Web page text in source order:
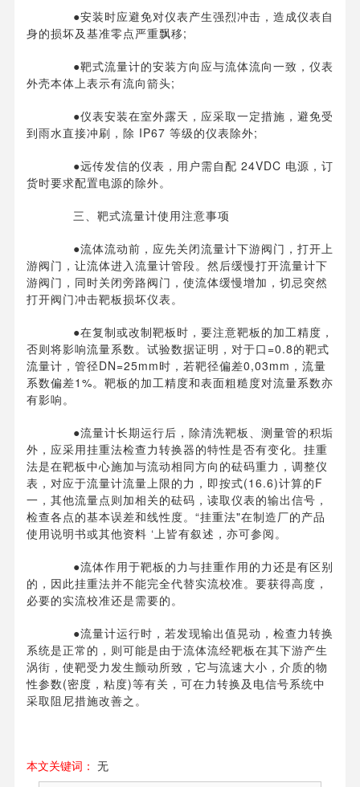
●安装时应避免对仪表产生强烈冲击，造成仪表自
身的损坏及基准零点严重飘移;
●靶式流量计的安装方向应与流体流向一致，仪表
外壳本体上表示有流向箭头;
●仪表安装在室外露天，应采取一定措施，避免受
到雨水直接冲刷，除 IP67 等级的仪表除外;
●远传发信的仪表，用户需自配 24VDC 电源，订
货时要求配置电源的除外。
三、靶式流量计使用注意事项
●流体流动前，应先关闭流量计下游阀门，打开上
游阀门，让流体进入流量计管段。然后缓慢打开流量计下
游阀门，同时关闭旁路阀门，使流体缓慢增加，切忌突然
打开阀门冲击靶板损坏仪表。
●在复制或改制靶板时，要注意靶板的加工精度，
否则将影响流量系数。试验数据证明，对于口=0.8的靶式
流量计，管径DN=25mm时，若靶径偏差0,03mm，流量
系数偏差1%。靶板的加工精度和表面粗糙度对流量系数亦
有影响。
●流量计长期运行后，除清洗靶板、测量管的积垢
外，应采用挂重法检查力转换器的特性是否有变化。挂重
法是在靶板中心施加与流动相同方向的砝码重力，调整仪
表，对应于流量计流量上限的力，即按式(16.6)计算的F
一，其他流量点则加相关的砝码，读取仪表的输出信号，
检查各点的基本误差和线性度。“挂重法"在制造厂的产品
使用说明书或其他资料 ‘上皆有叙述，亦可参阅。
●流体作用于靶板的力与挂重作用的力还是有区别
的，因此挂重法并不能完全代替实流校准。要获得高度，
必要的实流校准还是需要的。
●流量计运行时，若发现输出值晃动，检查力转换
系统是正常的，则可能是由于流体流经靶板在其下游产生
涡街，使靶受力发生颤动所致，它与流速大小，介质的物
性参数(密度，粘度)等有关，可在力转换及电信号系统中
采取阻尼措施改善之。
本文关键词： 无